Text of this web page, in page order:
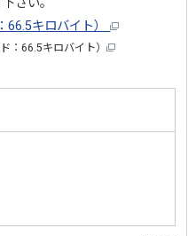
さい。
66.5キロバイト）
：66.5キロバイト）